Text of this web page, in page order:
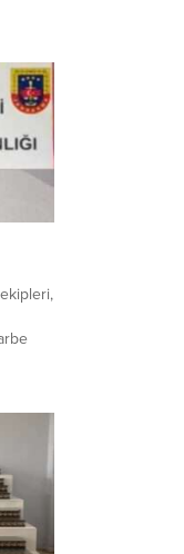
–
İlişkiler
ekipleri,